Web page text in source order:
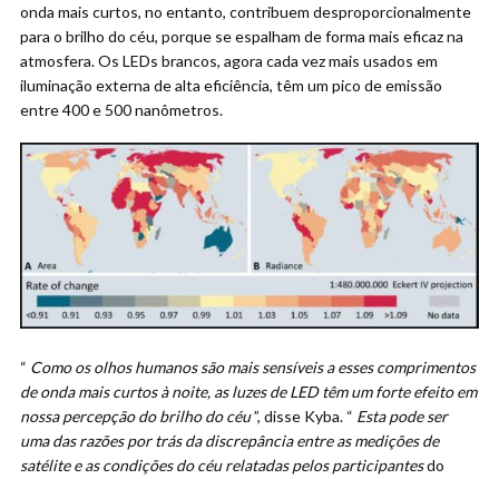
onda mais curtos, no entanto, contribuem desproporcionalmente
para o brilho do céu, porque se espalham de forma mais eficaz na
atmosfera. Os LEDs brancos, agora cada vez mais usados em
iluminação externa de alta eficiência, têm um pico de emissão
entre 400 e 500 nanômetros.
“ Como os olhos humanos são mais sensíveis a esses comprimentos
de onda mais curtos à noite, as luzes de LED têm um forte efeito em
nossa percepção do brilho do céu”, disse Kyba. “ Esta pode ser
uma das razões por trás da discrepância entre as medições de
satélite e as condições do céu relatadas pelos participantesdo